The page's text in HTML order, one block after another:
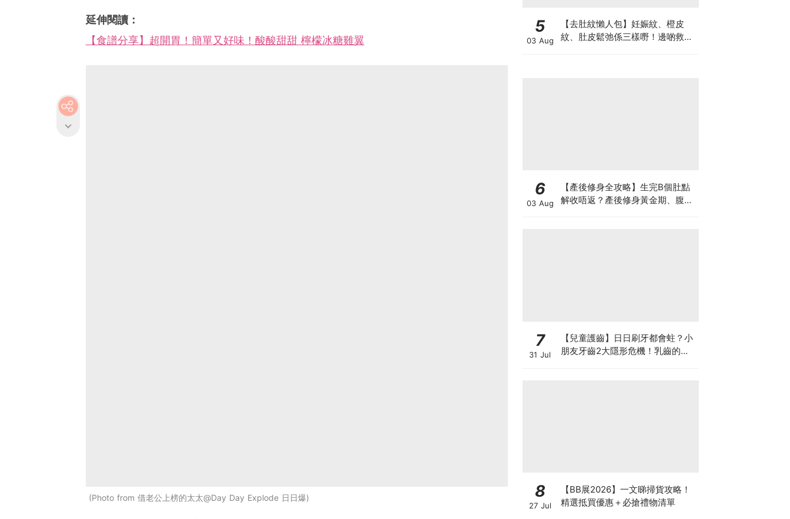
延伸閱讀：
【食譜分享】超開胃！簡單又好味！酸酸甜甜 檸檬冰糖雞翼
Photo from 借老公上榜的太太@Day Day Explode 日日爆
5
03 Aug
【去肚紋懶人包】妊娠紋、橙皮
紋、肚皮鬆弛係三樣嘢！邊啲救得
6
03 Aug
【產後修身全攻略】生完B個肚點
解收唔返？產後修身黃金期、腹直
7
31 Jul
【兒童護齒】日日刷牙都會蛀？小
朋友牙齒2大隱形危機！乳齒的琺
8
27 Jul
【BB展2026】一文睇掃貨攻略！
精選抵買優惠＋必搶禮物清單